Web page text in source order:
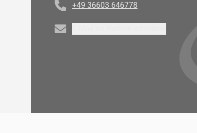
+49 36603 646778
Email